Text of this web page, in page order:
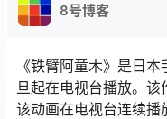
8号博客
《铁臂阿童木》是日
旦起在电视台播放。该
该动画在电视台连续播